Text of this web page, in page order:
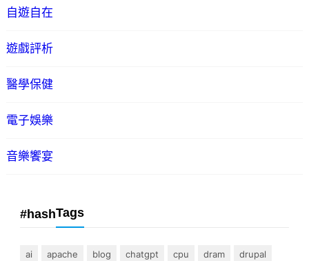
自遊自在
遊戲評析
醫學保健
電子娛樂
音樂饗宴
#hashTags
ai apache blog chatgpt cpu dram
drupal